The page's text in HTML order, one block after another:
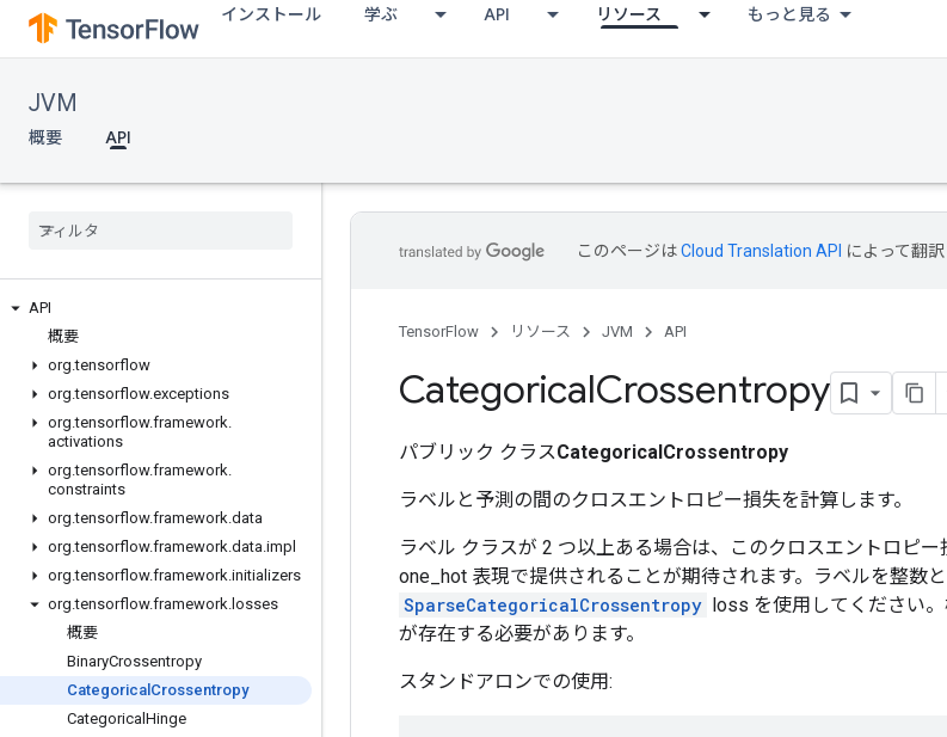
インストール 学ぶ API リソース もっと見る
JVM
概要 API
API
概要
org.tensorflow
org.tensorflow.exceptions
org.tensorflow.framework.
activations
org.tensorflow.framework.
constraints
org.tensorflow.framework.data
org.tensorflow.framework.data.impl
org.tensorflow.framework.initializers
org.tensorflow.framework. losses
概要
BinaryCrossentropy
Categorical Crossentropy
Categorical Hinge
このページはCloud Translation API によって翻訳
TensorFlow リソース JVM API
CategoricalCrossentropy
パブリック クラスCategoricalCrossentropy
ラベルと予測の間のクロスエントロピー損失を計算します。
ラベル クラスが 2 つ以上ある場合は、このクロスエントロピ
one_hot 表現で提供されることが期待されます。ラベルを整数
SparseCategoricalCrossentropy loss を使用してください
が存在する必要があります。
スタンドアロンでの使用: